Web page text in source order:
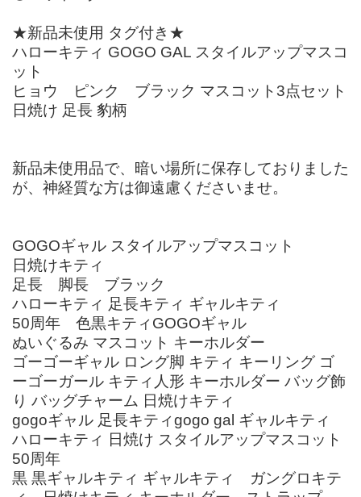
★新品未使用 タグ付き★
ハローキティ GOGO GAL スタイルアップマスコ
ット
ヒョウ ピンク ブラック マスコット3点セット
日焼け 足長 豹柄
新品未使用品で、暗い場所に保存しておりました
が、神経質な方は御遠慮くださいませ。
GOGOギャル スタイルアップマスコット
日焼けキティ
足長 脚長 ブラック
ハローキティ 足長キティ ギャルキティ
50周年 色黒キティGOGOギャル
ぬいぐるみ マスコット キーホルダー
ゴーゴーギャル ロング脚 キティ キーリング ゴ
ーゴーガール キティ人形 キーホルダー バッグ飾
り バッグチャーム 日焼けキティ
gogoギャル 足長キティgogo gal ギャルキティ
ハローキティ 日焼け スタイルアップマスコット
50周年
黒 黒ギャルキティ ギャルキティ ガングロキテ